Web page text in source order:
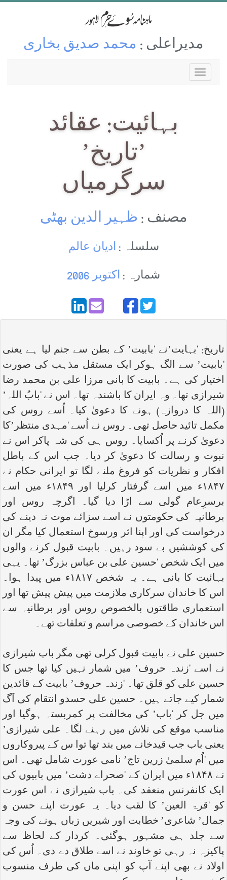
مدیراعلی : محمد صدیق بخاری
بہائیت: عقائد
’تاریخ’
سرگرمیاں
مصنف : ظہیر الدین بھٹی
سلسلہ : ادیان عالم
شمارہ : اکتوبر 2006
تاریخ: ‘بہایت’نے ‘بابیت’ کے بطن سے جنم لیا ہے یعنی
‘بابیت’ سے الگ ہوکر ایک مستقل مذہب کی صورت
اختیار کی ہے۔ بابیت کا بانی مرزا علی بن محمد رضا
شیرازی تھا۔ وہ ایران کا باشندہ تھا۔ اس نے ‘بابُ اللہ’
(اللہ کا دروازہ) ہونے کا دعویٰ کیا۔ اُسے روس کی
مکمل تائید حاصل تھی۔ روس نے اُسے ‘مہدی منتظر’کا
دعویٰ کرنے پر اُکسایا۔ روس ہی کی شہ پاکر اس نے
نبوت و رسالت کا دعویٰ کر دیا۔ جب اس کے باطل
افکار و نظریات کو فروغ ملنے لگا تو ایرانی حکام نے
۱۸۴۷ء میں اسے گرفتار کرلیا اور ۱۸۴۹ء میں اسے
برسرِعام گولی سے اڑا دیا گیا۔ اگرچہ روس اور
برطانیہ کی حکومتوں نے اسے سزائے موت نہ دینے کی
درخواست کی اور اپنا اثر ورسوخ استعمال کیا مگر ان
کی کوششیں بے سود رہیں۔ بابیت قبول کرنے والوں
میں ایک شخص ‘حسین علی بن عباس بزرگ’ تھا۔ یہی
بہائیت کا بانی ہے۔ یہ شخص ۱۸۱۷ء میں پیدا ہوا۔
اس کا خاندان سرکاری ملازمت میں پیش پیش تھا اور
استعماری طاقتوں بالخصوص روس اور برطانیہ سے
اس خاندان کے خصوصی مراسم و تعلقات تھے۔
حسین علی نے بابیت قبول کرلی تھی مگر باب شیرازی
نے اسے ‘زندہ حروف’ میں شمار نہیں کیا تھا جس کا
حسین علی کو قلق تھا۔ ‘زندہ حروف’ بابیت کے قائدین
شمار کیے جاتے ہیں۔ حسین علی حسدو انتقام کی آگ
میں جل کر ‘باب’ کی مخالفت پر کمربستہ ہوگیا اور
مناسب موقع کی تلاش میں رہنے لگا۔ علی شیرازی’
یعنی باب جب قیدخانے میں بند تھا توا س کے پیروکاروں
میں ‘اُم سلمیٰ زرین تاج’ نامی عورت شامل تھی۔ اس
نے ۱۸۴۸ء میں ایران کے ‘صحراے دشت’ میں بابیوں کی
ایک کانفرنس منعقد کی۔ باب شیرازی نے اس عورت
کو ‘قرۃ العین’ کا لقب دیا۔ یہ عورت اپنے حسن و
جمال’ شاعری’ خطابت اور شیریں زباں ہونے کی وجہ
سے جلد ہی مشہور ہوگئی۔ کردار کے لحاظ سے
پاکیزہ نہ رہی تو خاوند نے اسے طلاق دے دی۔ اُس کی
اولاد نے بھی اپنے آپ کو اپنی ماں کی طرف منسوب